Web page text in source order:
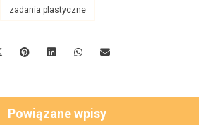
zadania plastyczne
Powiązane wpisy